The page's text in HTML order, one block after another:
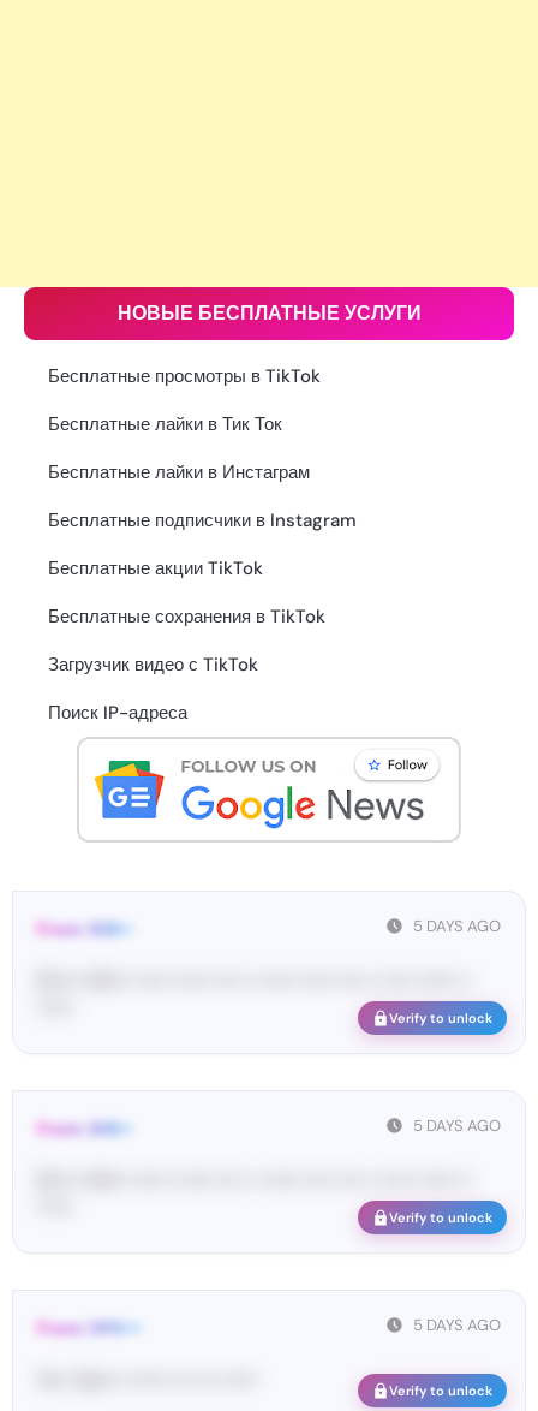
НОВЫЕ БЕСПЛАТНЫЕ УСЛУГИ
Бесплатные просмотры в TikTok
Бесплатные лайки в Тик Ток
Бесплатные лайки в Инстаграм
Бесплатные подписчики в Instagram
Бесплатные акции TikTok
Бесплатные сохранения в TikTok
Загрузчик видео с TikTok
Поиск IP-адреса
5 DAYS AGO
From: SHE••
Verify to unlock
5 DAYS AGO
From: SHE••
Verify to unlock
5 DAYS AGO
From: OPE•••
Verify to unlock